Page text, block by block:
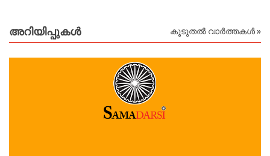
അറിയിപ്പുകള്‍ കൂടുതൽ വാർത്തകൾ »